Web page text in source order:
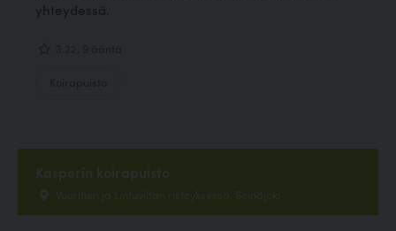
yhteydessä.
Kasperin koirapuisto
Vuoritien ja Lintuviitan risteyksessä, Seinäjoki